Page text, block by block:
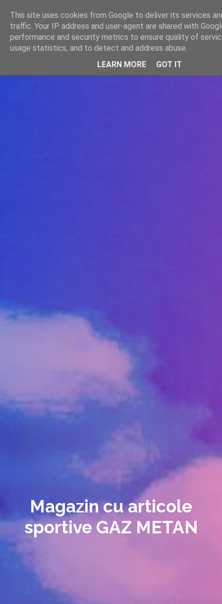
WWW.GAZISTI.RO
Magazin cu articole
sportive GAZ METAN
This site uses cookies from Google to deliver its services
traffic. Your IP address and user-agent are shared with
performance and security metrics to ensure quality of
usage statistics, and to detect and address abuse.
LEARN MORE
GOT IT